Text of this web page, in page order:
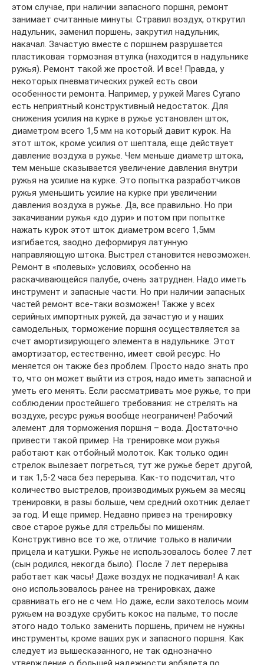
этом случае, при наличии запасного поршня, ремонт
занимает считанные минуты. Стравил воздух, открутил
надульник, заменил поршень, закрутил надульник,
накачал. Зачастую вместе с поршнем разрушается
пластиковая тормозная втулка (находится в надульнике
ружья). Ремонт такой же простой. И все! Правда, у
некоторых пневматических ружей есть свои
особенности ремонта. Например, у ружей Mares Cyrano
есть неприятный конструктивный недостаток. Для
снижения усилия на курке в ружье установлен шток,
диаметром всего 1,5 мм на который давит курок. На
этот шток, кроме усилия от шептала, еще действует
давление воздуха в ружье. Чем меньше диаметр штока,
тем меньше сказывается увеличение давления внутри
ружья на усилие на курке. Это попытка разработчиков
ружья уменьшить усилие на курке при увеличении
давления воздуха в ружье. Да, все правильно. Но при
закачивании ружья «до дури» и потом при попытке
нажать курок этот шток диаметром всего 1,5мм
изгибается, заодно деформируя латунную
направляющую штока. Выстрел становится невозможен.
Ремонт в «полевых» условиях, особенно на
раскачивающейся палубе, очень затруднен. Надо иметь
инструмент и запасные части. Но при наличии запасных
частей ремонт все-таки возможен! Также у всех
серийных импортных ружей, да зачастую и у наших
самодельных, торможение поршня осуществляется за
счет амортизирующего элемента в надульнике. Этот
амортизатор, естественно, имеет свой ресурс. Но
меняется он также без проблем. Просто надо знать про
то, что он может выйти из строя, надо иметь запасной и
уметь его менять. Если рассматривать мое ружье, то при
соблюдении простейшего требования: не стрелять на
воздухе, ресурс ружья вообще неограничен! Рабочий
элемент для торможения поршня – вода. Достаточно
привести такой пример. На тренировке мои ружья
работают как отбойный молоток. Как только один
стрелок вылезает погреться, тут же ружье берет другой,
и так 1,5-2 часа без перерыва. Как-то подсчитал, что
количество выстрелов, производимых ружьем за месяц
тренировки, в разы больше, чем средний охотник делает
за год. И еще пример. Недавно привез на тренировку
свое старое ружье для стрельбы по мишеням.
Конструктивно все то же, отличие только в наличии
прицела и катушки. Ружье не использовалось более 7 лет
(сын родился, некогда было). После 7 лет перерыва
работает как часы! Даже воздух не подкачивал! А как
оно использовалось ранее на тренировках, даже
сравнивать его не с чем. Но даже, если захотелось моим
ружьем на воздухе срубить кокос на пальме, то после
этого надо только заменить поршень, причем не нужны
инструменты, кроме ваших рук и запасного поршня. Как
следует из вышесказанного, не так однозначно